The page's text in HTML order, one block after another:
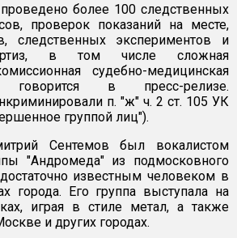
более 100 следственных
проверок показаний на месте,
следственных экспериментов и
в том числе сложная
судебно-медицинская
говорится в пресс-релизе.
п. "ж" ч. 2 ст. 105 УК
группой лиц").
Сентемов был вокалистом
"Андромеда" из подмосковного
известным человеком в
города. Его группа выступала на
играя в стиле метал, а также
и других городах.